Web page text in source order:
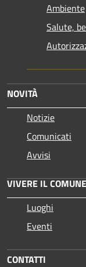
Ambiente
Salute,
NOVITÀ
Notizie
Comunicati
Avvisi
VIVERE IL COMUNE
Luoghi
Eventi
CONTATTI